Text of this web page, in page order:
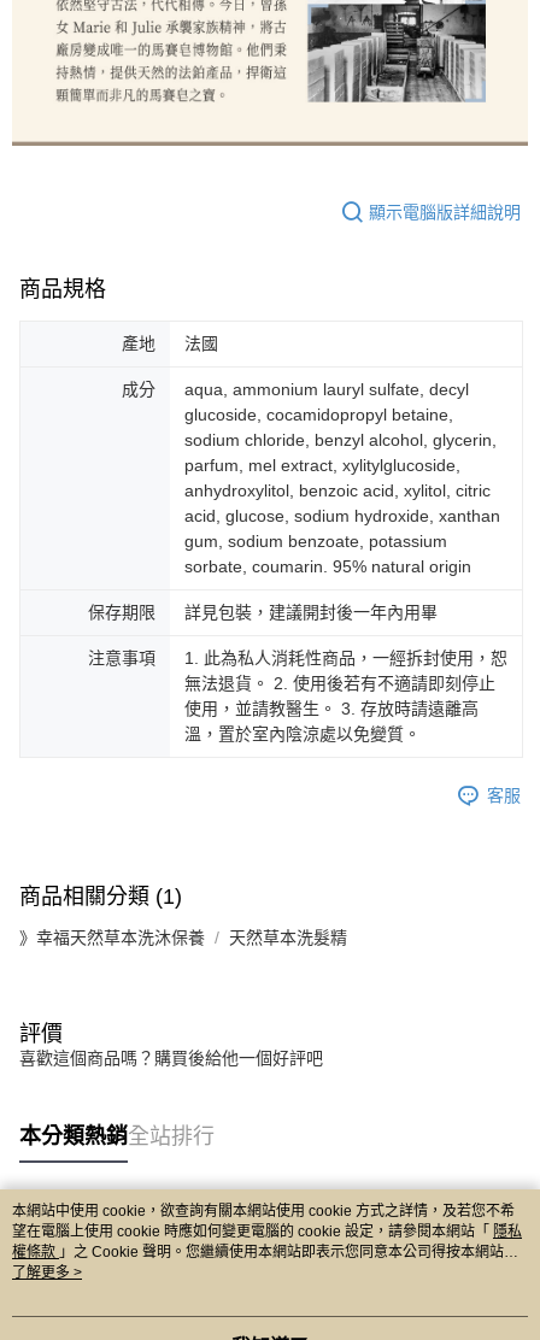
顯示電腦版詳細說明
商品規格
產地 法國
成分
aqua, ammonium lauryl sulfate, decyl
glucoside, cocamidopropyl betaine,
sodium chloride, benzyl alcohol, glycerin,
parfum, mel extract, xylitylglucoside,
anhydroxylitol, benzoic acid, xylitol, citric
acid, glucose, sodium hydroxide, xanthan
gum, sodium benzoate, potassium
sorbate, coumarin. 95% natural origin
保存期限 詳見包裝，建議開封後一年內用畢
注意事項
1. 此為私人消耗性商品，一經拆封使用，恕
無法退貨。 2. 使用後若有不適請即刻停止
使用，並請教醫生。 3. 存放時請遠離高
溫，置於室內陰涼處以免變質。
客服
商品相關分類 (1)
》幸福天然草本洗沐保養 天然草本洗髮精
評價
喜歡這個商品嗎？購買後給他一個好評吧
本分類熱銷全站排行
熱門標籤
本網站中使用 cookie，欲查詢有關本網站使用 cookie 方式之詳情，及若您不希
望在電腦上使用 cookie 時應如何變更電腦的 cookie 設定，請參閱本網站「 隱私
權條款 」之 Cookie 聲明。您繼續使用本網站即表示您同意本公司得按本網站使
用條款之 Cookie 聲明使用 cookie。
了解更多 >